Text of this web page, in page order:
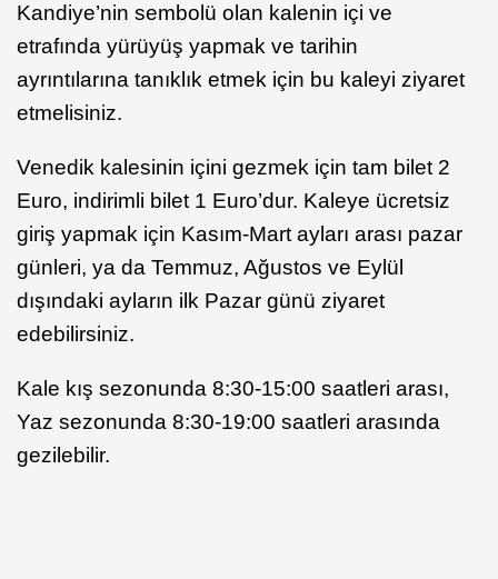
Kandiye’nin sembolü olan kalenin içi ve
etrafında yürüyüş yapmak ve tarihin
ayrıntılarına tanıklık etmek için bu kaleyi ziyaret
etmelisiniz.
Venedik kalesinin içini gezmek için tam bilet 2
Euro, indirimli bilet 1 Euro’dur. Kaleye ücretsiz
giriş yapmak için Kasım-Mart ayları arası pazar
günleri, ya da Temmuz, Ağustos ve Eylül
dışındaki ayların ilk Pazar günü ziyaret
edebilirsiniz.
Kale kış sezonunda 8:30-15:00 saatleri arası,
Yaz sezonunda 8:30-19:00 saatleri arasında
gezilebilir.